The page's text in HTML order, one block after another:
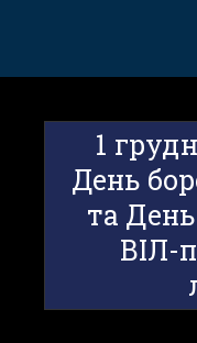
1
День
та
ВІЛ-